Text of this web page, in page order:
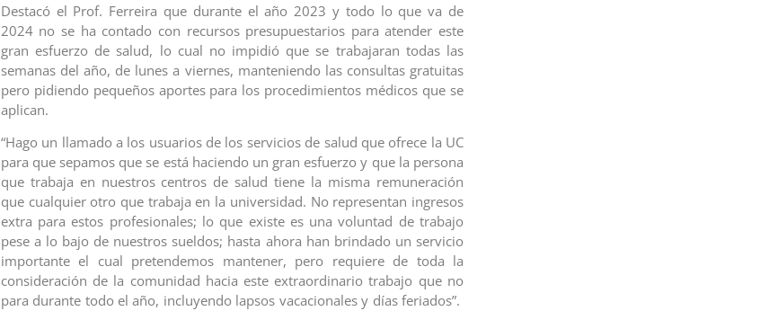
Destacó el Prof. Ferreira que durante el año 2023 y todo lo que va de
2024 no se ha contado con recursos presupuestarios para atender este
gran esfuerzo de salud, lo cual no impidió que se trabajaran todas las
semanas del año, de lunes a viernes, manteniendo las consultas gratuitas
pero pidiendo pequeños aportes para los procedimientos médicos que se
aplican.
“Hago un llamado a los usuarios de los servicios de salud que ofrece la UC
para que sepamos que se está haciendo un gran esfuerzo y que la persona
que trabaja en nuestros centros de salud tiene la misma remuneración
que cualquier otro que trabaja en la universidad. No representan ingresos
extra para estos profesionales; lo que existe es una voluntad de trabajo
pese a lo bajo de nuestros sueldos; hasta ahora han brindado un servicio
importante el cual pretendemos mantener, pero requiere de toda la
consideración de la comunidad hacia este extraordinario trabajo que no
para durante todo el año, incluyendo lapsos vacacionales y días feriados”.